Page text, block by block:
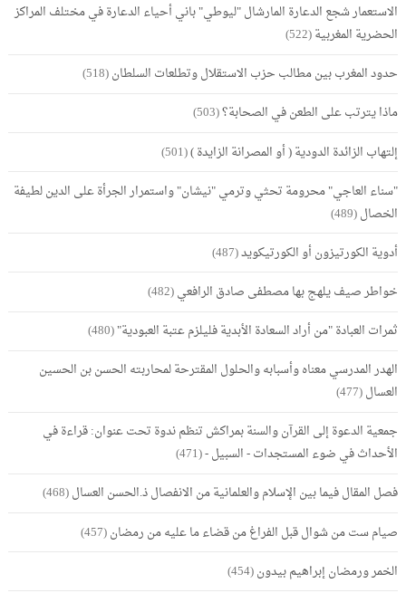
الاستعمار شجع الدعارة المارشال "ليوطي" باني أحياء الدعارة في مختلف المراكز
الحضرية المغربية(522)
حدود المغرب بين مطالب حزب الاستقلال وتطلعات السلطان(518)
ماذا يترتب على الطعن في الصحابة؟(503)
إلتهاب الزائدة الدودية ( أو المصرانة الزايدة )(501)
"سناء العاجي" محرومة تحثي وترمي "نيشان" واستمرار الجرأة على الدين لطيفة
الخصال(489)
أدوية الكورتيزون أو الكورتيكويد(487)
خواطر صيف يلهج بها مصطفى صادق الرافعي(482)
ثمرات العبادة "من أراد السعادة الأبدية فليلزم عتبة العبودية"(480)
الهدر المدرسي معناه وأسبابه والحلول المقترحة لمحاربته الحسن بن الحسين
العسال(477)
جمعية الدعوة إلى القرآن والسنة بمراكش تنظم ندوة تحت عنوان: قراءة في
الأحداث في ضوء المستجدات - السبيل -(471)
فصل المقال فيما بين الإسلام والعلمانية من الانفصال ذ.الحسن العسال(468)
صيام ست من شوال قبل الفراغ من قضاء ما عليه من رمضان(457)
الخمر ورمضان إبراهيم بيدون(454)